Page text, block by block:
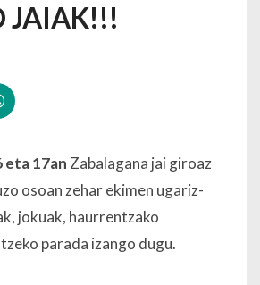
JAIAK!!!
eta 17an Zabalagana jai giroaz
osoan zehar ekimen ugariz-
jokuak, haurrentzako
parada izango dugu.